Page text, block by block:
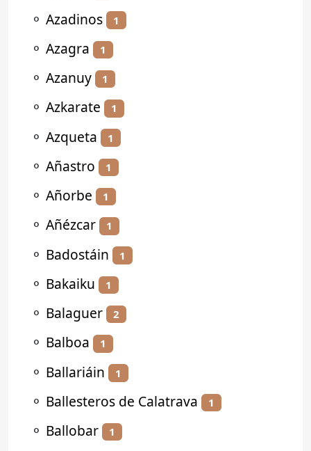
⚬ Azadinos 1
⚬ Azagra 1
⚬ Azanuy 1
⚬ Azkarate 1
⚬ Azqueta 1
⚬ Añastro 1
⚬ Añorbe 1
⚬ Añézcar 1
⚬ Badostáin 1
⚬ Bakaiku 1
⚬ Balaguer 2
⚬ Balboa 1
⚬ Ballariáin 1
⚬ Ballesteros de Calatrava 1
⚬ Ballobar 1